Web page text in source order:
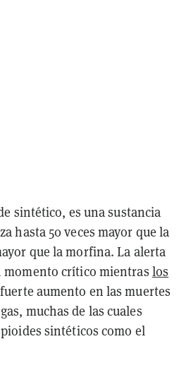
sintético, es una sustancia
hasta 50 veces mayor que la
que la morfina. La alerta
momento crítico mientras los
aumento en las muertes
muchas de las cuales
sintéticos como el